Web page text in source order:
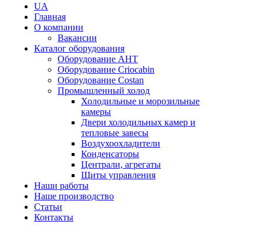
UA
Главная
О компании
Вакансии
Каталог оборудования
Оборудование AHT
Оборудование Criocabin
Оборудование Costan
Промышленный холод
Холодильные и морозильные
камеры
Двери холодильных камер и
тепловые завесы
Воздухоохладители
Конденсаторы
Централи, агрегаты
Щиты управления
Наши работы
Наше производство
Статьи
Контакты